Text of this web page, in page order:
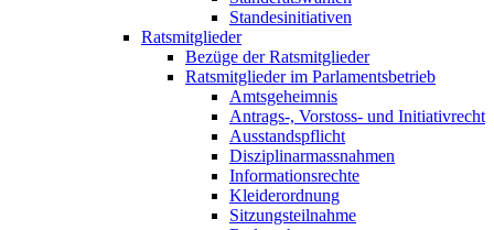
Standesinitiativen
Ratsmitglieder
Bezüge der Ratsmitglieder
Ratsmitglieder im Parlamentsbetrieb
Amtsgeheimnis
Antrags-, Vorstoss- und Initiativrecht
Ausstandspflicht
Disziplinarmassnahmen
Informationsrechte
Kleiderordnung
Sitzungsteilnahme